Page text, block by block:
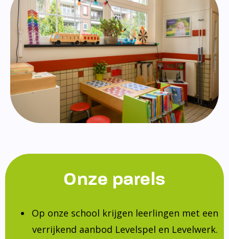
Onze parels
Op onze school krijgen leerlingen met een
verrijkend aanbod Levelspel en Levelwerk.